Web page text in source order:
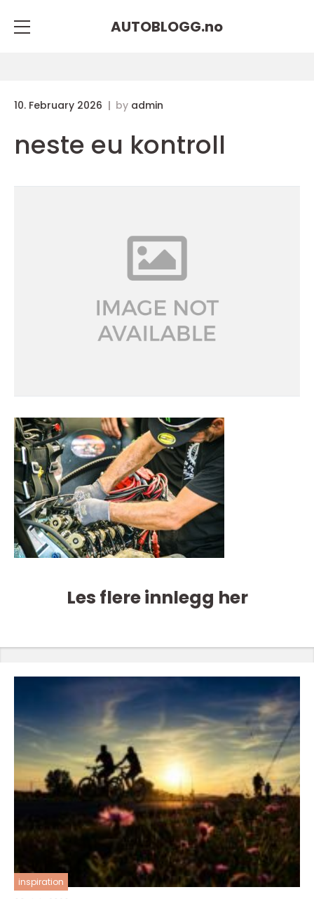
AUTOBLOGG.no
10. February 2026 by admin
neste eu kontroll
Les flere innlegg her
inspiration